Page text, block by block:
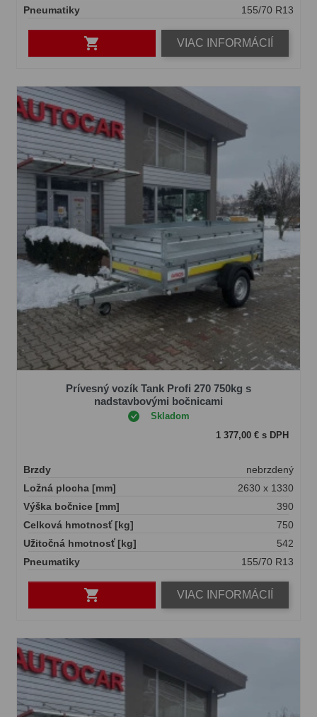
Pneumatiky
155/70 R13
 VIAC INFORMÁCIÍ
Prívesný vozík Tank Profi 270 750kg s
nadstavbovými bočnicami
Skladom
1 377,00 € s DPH
Brzdy
nebrzdený
Ložná plocha [mm]
2630 x 1330
Výška bočnice [mm]
390
Celková hmotnosť [kg]
750
Užitočná hmotnosť [kg]
542
Pneumatiky
155/70 R13
 VIAC INFORMÁCIÍ